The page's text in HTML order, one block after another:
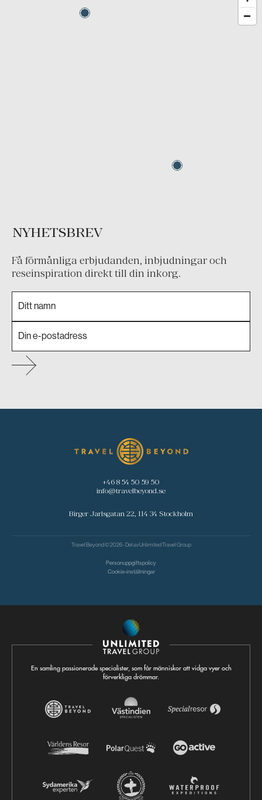
NYHETSBREV
Få förmånliga erbjudanden, inbjudningar och
reseinspiration direkt till din inkorg.
+46 8 54 50 59 50
info@travelbeyond.se
Birger Jarlsgatan 22, 114 34 Stockholm
Travel Beyond © 2026 - Del avUnlimited Travel Group
Personuppgiftspolicy
Cookie-inställningar
En samling passionerade specialister, som får människor att vidga vyer och
förverkliga drömmar.